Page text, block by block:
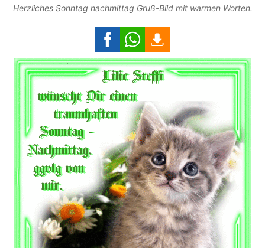
Herzliches Sonntag nachmittag Gruß-Bild mit warmen Worten.